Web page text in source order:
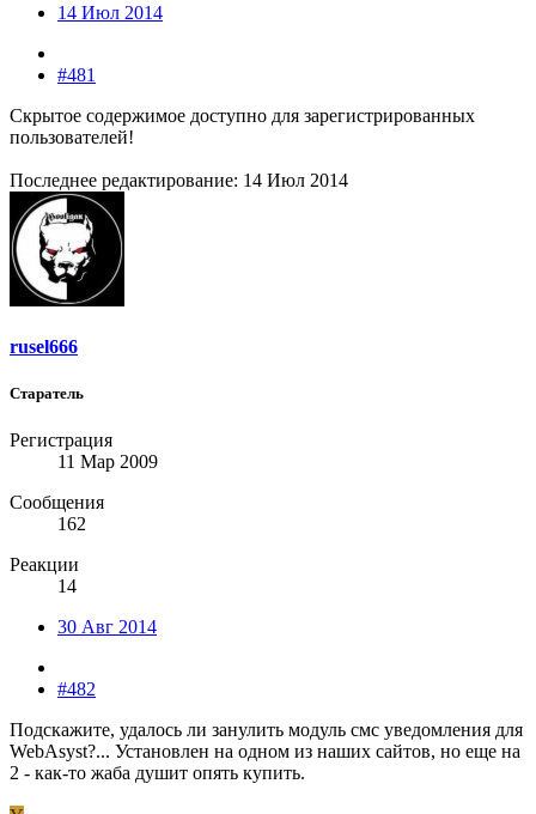
14 Июл 2014
#481
Скрытое содержимое доступно для зарегистрированных
пользователей!
Последнее редактирование: 14 Июл 2014
rusel666
Старатель
Регистрация
11 Мар 2009
Сообщения
162
Реакции
14
30 Авг 2014
#482
Подскажите, удалось ли занулить модуль смс уведомления для
WebAsyst?... Установлен на одном из наших сайтов, но еще на
2 - как-то жаба душит опять купить.